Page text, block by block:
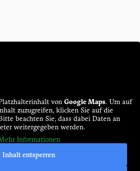
vonGoogle Maps. Um auf
zuzugreifen, klicken Sie auf die
beachten Sie, dass dabei Daten an
weitergegeben werden.
Informationen
Inhalt entsperren